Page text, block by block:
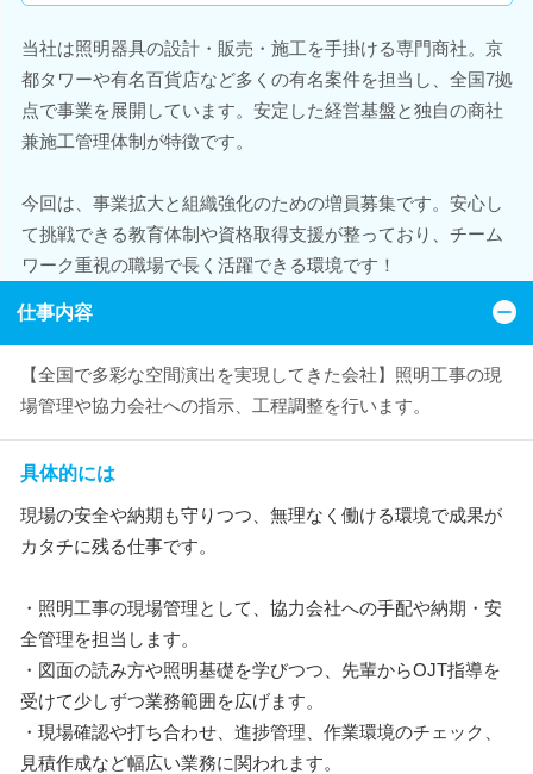
当社は照明器具の設計・販売・施工を手掛ける専門商社。京
都タワーや有名百貨店など多くの有名案件を担当し、全国7拠
点で事業を展開しています。安定した経営基盤と独自の商社
兼施工管理体制が特徴です。
今回は、事業拡大と組織強化のための増員募集です。安心し
て挑戦できる教育体制や資格取得支援が整っており、チーム
ワーク重視の職場で長く活躍できる環境です！
仕事内容
【全国で多彩な空間演出を実現してきた会社】照明工事の現
場管理や協力会社への指示、工程調整を行います。
具体的には
現場の安全や納期も守りつつ、無理なく働ける環境で成果が
カタチに残る仕事です。
・照明工事の現場管理として、協力会社への手配や納期・安
全管理を担当します。
・図面の読み方や照明基礎を学びつつ、先輩からOJT指導を
受けて少しずつ業務範囲を広げます。
・現場確認や打ち合わせ、進捗管理、作業環境のチェック、
見積作成など幅広い業務に関われます。